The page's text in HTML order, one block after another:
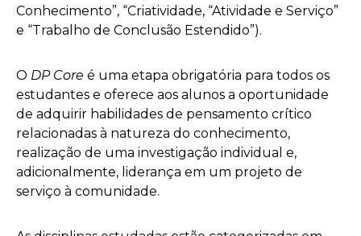
Conhecimento”, “Criatividade, “Atividade e Serviço”
e “Trabalho de Conclusão Estendido”).
O DP Core é uma etapa obrigatória para todos os
estudantes e oferece aos alunos a oportunidade
de adquirir habilidades de pensamento crítico
relacionadas à natureza do conhecimento,
realização de uma investigação individual e,
adicionalmente, liderança em um projeto de
serviço à comunidade.